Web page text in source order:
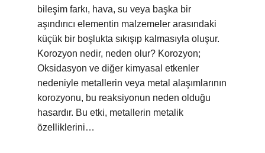
bileşim farkı, hava, su veya başka bir
aşındırıcı elementin malzemeler arasındaki
küçük bir boşlukta sıkışıp kalmasıyla oluşur.
Korozyon nedir, neden olur? Korozyon;
Oksidasyon ve diğer kimyasal etkenler
nedeniyle metallerin veya metal alaşımlarının
korozyonu, bu reaksiyonun neden olduğu
hasardır. Bu etki, metallerin metalik
özelliklerini…